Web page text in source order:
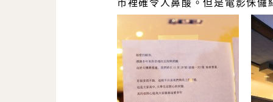
市裡確令人鼻酸。但是電影侏